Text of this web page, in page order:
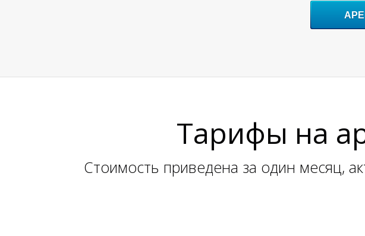
Тарифы на
Стоимость приведена за один месяц,